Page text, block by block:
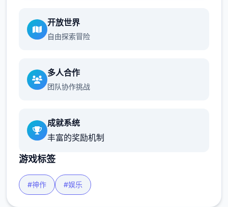
开放世界
自由探索冒险
多人合作
团队协作挑战
成就系统
丰富的奖励机制
游戏标签
#神作 #娱乐